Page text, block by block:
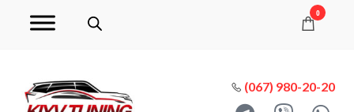
0
(067) 980-20-20